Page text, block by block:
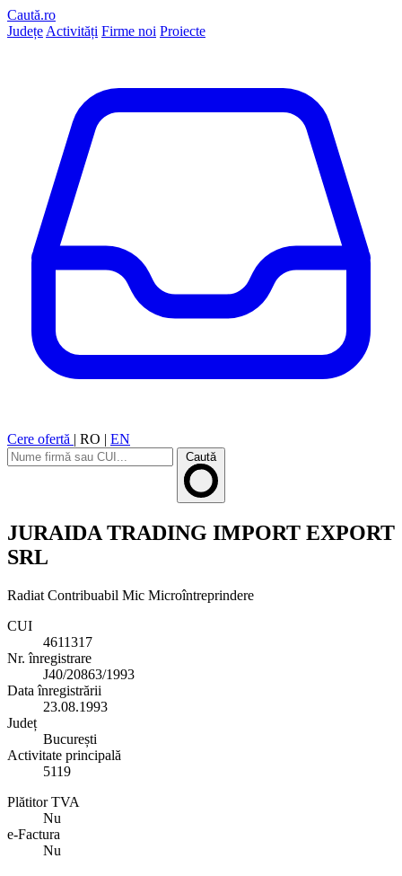
Caută.ro
Județe Activități Firme noi Proiecte
Cere ofertă | RO | EN
Caută
JURAIDA TRADING IMPORT EXPORT
SRL
Radiat Contribuabil Mic Microîntreprindere
CUI
4611317
Nr. înregistrare
J40/20863/1993
Data înregistrării
23.08.1993
Județ
București
Activitate principală
5119
Plătitor TVA
Nu
e-Factura
Nu